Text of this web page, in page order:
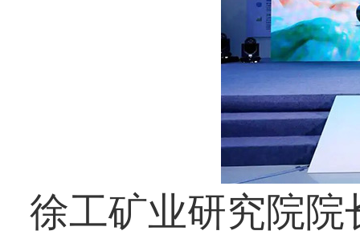
徐工矿业研究院